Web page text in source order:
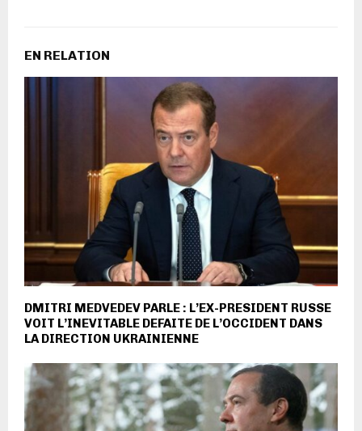
EN RELATION
DMITRI MEDVEDEV PARLE : L’EX-PRESIDENT RUSSE
VOIT L’INEVITABLE DEFAITE DE L’OCCIDENT DANS
LA DIRECTION UKRAINIENNE